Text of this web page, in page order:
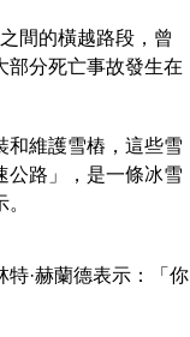
間的橫越路段，曾
部分死亡事故發生在
和維護雪樁，這些雪
公路」，是一條冰雪
·赫蘭德表示：「你